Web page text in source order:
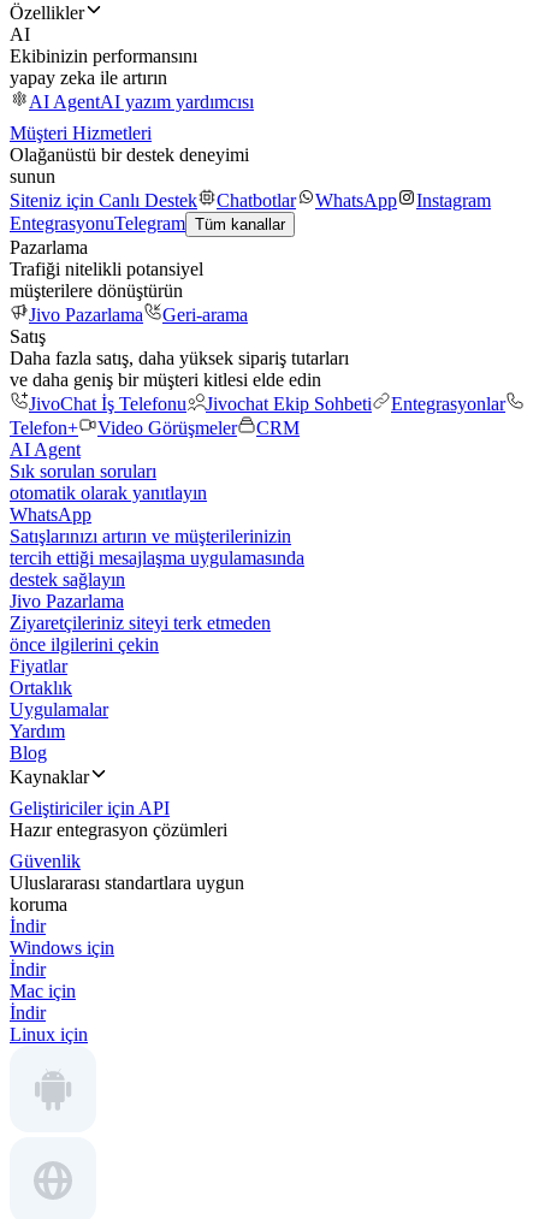
Özellikler
AI
Ekibinizin performansını
yapay zeka ile artırın
AI AgentAI yazım yardımcısı
Müşteri Hizmetleri
Olağanüstü bir destek deneyimi
sunun
Siteniz için Canlı Destek
Chatbotlar WhatsApp
Instagram
EntegrasyonuTelegram Tüm kanallar
Pazarlama
Trafiği nitelikli potansiyel
müşterilere dönüştürün
Jivo Pazarlama
Geri-arama
Satış
Daha fazla satış, daha yüksek sipariş tutarları
ve daha geniş bir müşteri kitlesi elde edin
JivoChat İş Telefonu
Jivochat Ekip Sohbeti
Entegrasyonlar
Telefon+
Video Görüşmeler
CRM
AI Agent
Sık sorulan soruları
otomatik olarak yanıtlayın
WhatsApp
Satışlarınızı artırın ve müşterilerinizin
tercih ettiği mesajlaşma uygulamasında
destek sağlayın
Jivo Pazarlama
Ziyaretçileriniz siteyi terk etmeden
önce ilgilerini çekin
Fiyatlar
Ortaklık
Uygulamalar
Yardım
Blog
Kaynaklar
Geliştiriciler için API
Hazır entegrasyon çözümleri
Güvenlik
Uluslararası standartlara uygun
koruma
İndir
Windows için
İndir
Mac için
İndir
Linux için